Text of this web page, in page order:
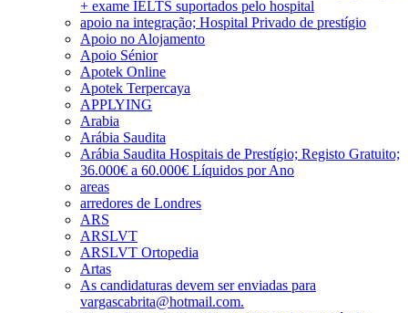
+ exame IELTS suportados pelo hospital
apoio na integração; Hospital Privado de prestígio
Apoio no Alojamento
Apoio Sénior
Apotek Online
Apotek Terpercaya
APPLYING
Arabia
Arábia Saudita
Arábia Saudita Hospitais de Prestígio; Registo Gratuito;
36.000€ a 60.000€ Líquidos por Ano
areas
arredores de Londres
ARS
ARSLVT
ARSLVT Ortopedia
Artas
As candidaturas devem ser enviadas para
vargascabrita@hotmail.com.